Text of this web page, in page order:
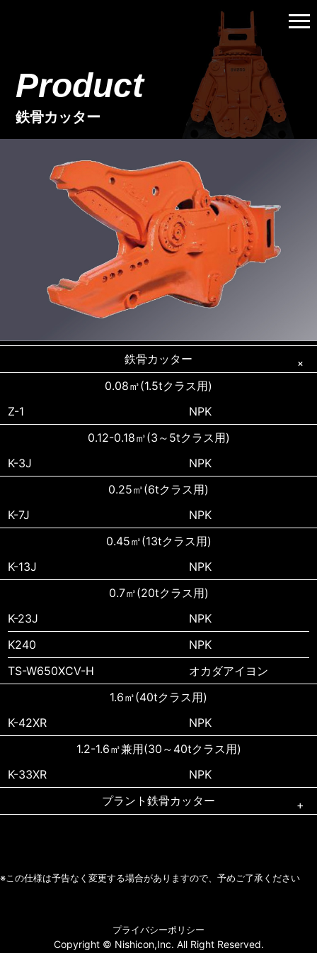
メ
開
Product
鉄骨カッター
鉄骨カッター
0.08㎥(1.5tクラス用)
Z-1
NPK
0.12-0.18㎥(3～5tクラス用)
K-3J
NPK
0.25㎥(6tクラス用)
K-7J
NPK
0.45㎥(13tクラス用)
K-13J
NPK
0.7㎥(20tクラス用)
K-23J
NPK
K240
NPK
TS-W650XCV-H
オカダアイヨン
1.6㎥(40tクラス用)
K-42XR
NPK
1.2-1.6㎥兼用(30～40tクラス用)
K-33XR
NPK
プラント鉄骨カッター
PD500R
NPK
※この仕様は予告なく変更する場合がありますので、予めご了承ください
プライバシーポリシー
Copyright © Nishicon,Inc. All Right Reserved.